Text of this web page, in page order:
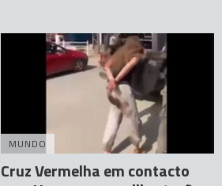
MUNDO
Cruz Vermelha em contacto